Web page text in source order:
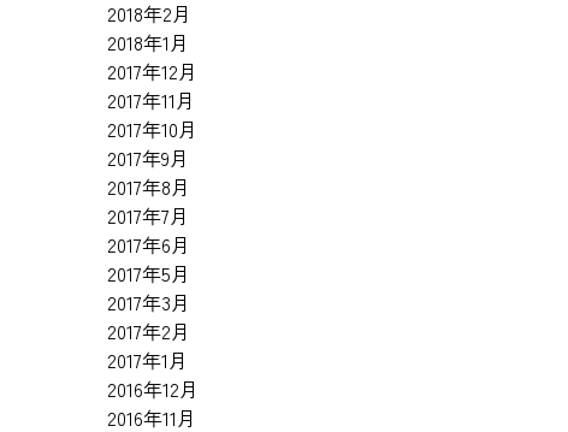
2018年2月
2018年1月
2017年12月
2017年11月
2017年10月
2017年9月
2017年8月
2017年7月
2017年6月
2017年5月
2017年3月
2017年2月
2017年1月
2016年12月
2016年11月